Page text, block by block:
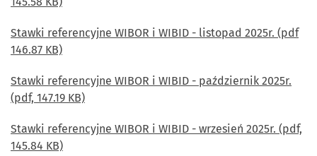
Stawki referencyjne WIBOR i WIBID - listopad 2025r. (pdf
146.87 KB)
Stawki referencyjne WIBOR i WIBID - październik 2025r.
(pdf, 147.19 KB)
Stawki referencyjne WIBOR i WIBID - wrzesień 2025r. (pdf,
145.84 KB)